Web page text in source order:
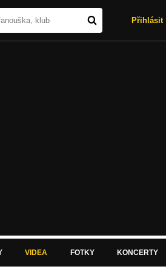
Přihlásit
VIDEA FOTKY KONCERTY